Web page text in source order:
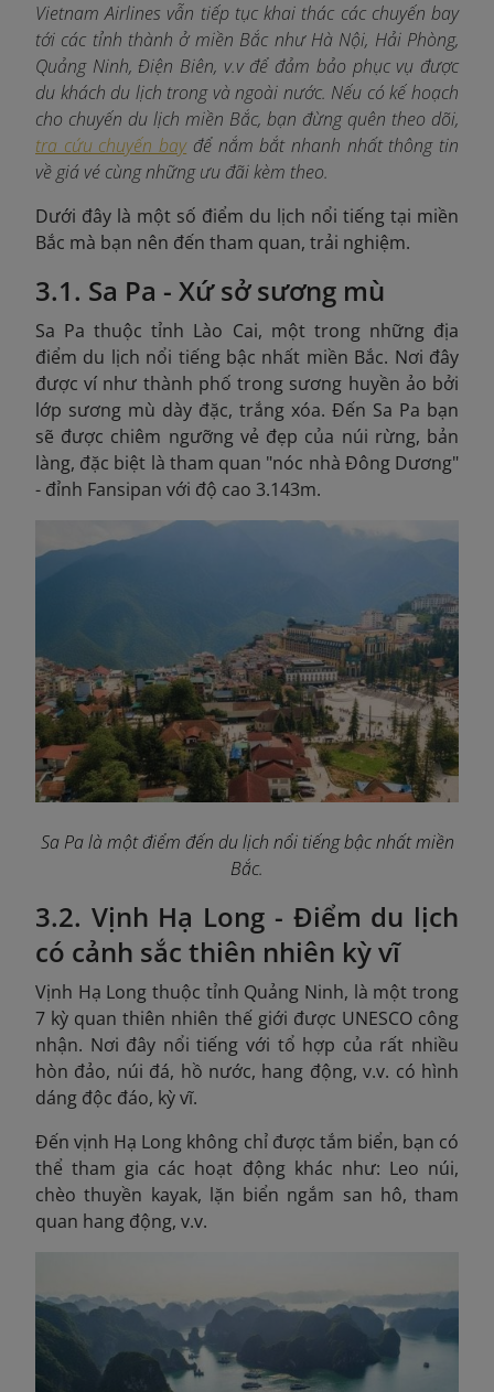
Vietnam Airlines vẫn tiếp tục khai thác các chuyến bay
tới các tỉnh thành ở miền Bắc như Hà Nội, Hải Phòng,
Quảng Ninh, Điện Biên, v.v để đảm bảo phục vụ được
du khách du lịch trong và ngoài nước. Nếu có kế hoạch
cho chuyến du lịch miền Bắc, bạn đừng quên theo dõi,
tra cứu chuyến bayđể nắm bắt nhanh nhất thông tin
về giá vé cùng những ưu đãi kèm theo.
Dưới đây là một số điểm du lịch nổi tiếng tại miền
Bắc mà bạn nên đến tham quan, trải nghiệm.
3.1. Sa Pa - Xứ sở sương mù
Sa Pa thuộc tỉnh Lào Cai, một trong những địa
điểm du lịch nổi tiếng bậc nhất miền Bắc. Nơi đây
được ví như thành phố trong sương huyền ảo bởi
lớp sương mù dày đặc, trắng xóa. Đến Sa Pa bạn
sẽ được chiêm ngưỡng vẻ đẹp của núi rừng, bản
làng, đặc biệt là tham quan "nóc nhà Đông Dương"
- đỉnh Fansipan với độ cao 3.143m.
Sa Pa là một điểm đến du lịch nổi tiếng bậc nhất miền
Bắc.
3.2. Vịnh Hạ Long - Điểm du lịch
có cảnh sắc thiên nhiên kỳ vĩ
Vịnh Hạ Long thuộc tỉnh Quảng Ninh, là một trong
7 kỳ quan thiên nhiên thế giới được UNESCO công
nhận. Nơi đây nổi tiếng với tổ hợp của rất nhiều
hòn đảo, núi đá, hồ nước, hang động, v.v. có hình
dáng độc đáo, kỳ vĩ.
Đến vịnh Hạ Long không chỉ được tắm biển, bạn có
thể tham gia các hoạt động khác như: Leo núi,
chèo thuyền kayak, lặn biển ngắm san hô, tham
quan hang động, v.v.